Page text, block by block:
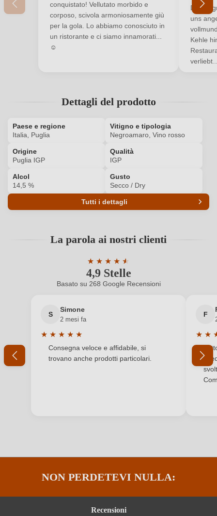
Il tuo indirizzo e-mail
conquistato! Vellutato morbido e
corposo, scivola armoniosamente giù
per la gola. Lo abbiamo conosciuto in
un ristorante e ci siamo innamorati...
☺️
Der
uns
Kehle
Dettagli del prodotto
Paese e regione
Italia, Puglia
Vitigno e tipologia
Negroamaro, Vino rosso
Origine
Puglia IGP
Qualità
IGP
Alcol
14,5 %
Gusto
Secco / Dry
Tutti i dettagli
Carne rossa, Formaggi, Selvaggina
Contenuto di alcol 14,5 %
Formato 0,75 L
Puglia IGP
Gambero Rosso
Produttore Paololeo
La parola ai nostri clienti
4,9 Stelle
★ ★ ★ ★ ★
★
Valutazione media di 4.9 su 5 stelle
Basato su 268 Google Recensioni
S
Simone
2 mesi fa
★ ★ ★ ★ ★
Valutazione media di 5 su 5 stelle
Consegna veloce e affidabile, si
trovano anche prodotti particolari.
F
★ ★
NON PERDETEVI NULLA:
Recensioni